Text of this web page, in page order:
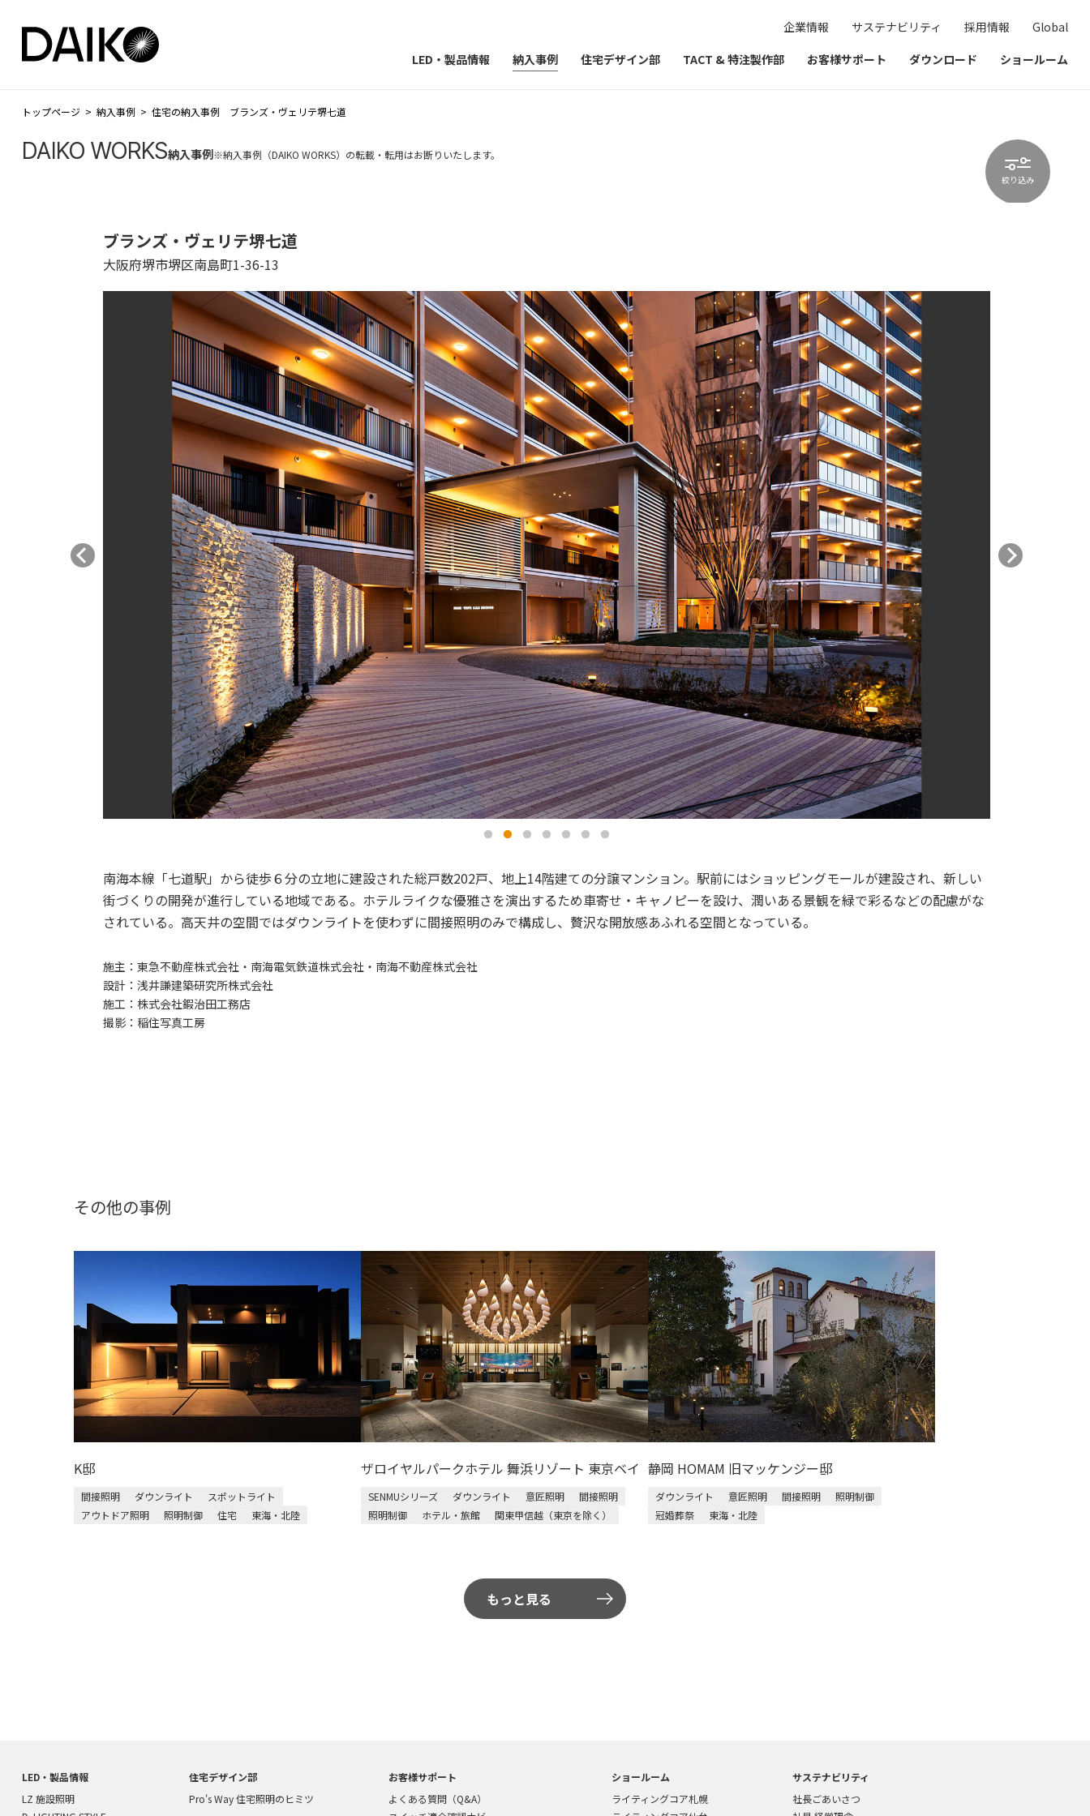
企業情報 サステナビリティ 採用情報
Global
LED・製品情報
納入事例 住宅デザイン部 TACT & 特注製作部 お客様サポート ダウンロード ショールーム
トップページ 納入事例 住宅の納入事例 ブランズ・ヴェリテ堺七道
DAIKO WORKS納入事例※納入事例（DAIKO WORKS）の転載・転用はお断りいたします。
絞り込み
ブランズ・ヴェリテ堺七道
大阪府堺市堺区南島町1-36-13
南海本線「七道駅」から徒歩６分の立地に建設された総戸数202戸、地上14階建ての分譲マンション。駅前にはショッピングモールが建設され、新しい
街づくりの開発が進行している地域である。ホテルライクな優雅さを演出するため車寄せ・キャノピーを設け、潤いある景観を緑で彩るなどの配慮がな
されている。高天井の空間ではダウンライトを使わずに間接照明のみで構成し、贅沢な開放感あふれる空間となっている。
施主： 東急不動産株式会社・南海電気鉄道株式会社・南海不動産株式会社
設計： 浅井謙建築研究所株式会社
施工： 株式会社鍜治田工務店
撮影： 稲住写真工房
その他の事例
K邸
間接照明 ダウンライト
スポットライト
アウトドア照明
照明制御 住宅 東海・北陸
ザロイヤルパークホテル 舞浜リゾート 東京ベイ
SENMUシリーズ ダウンライト 意匠照明
間接照明
照明制御
ホテル・旅館 関東甲信越（東京を除く）
静岡 HOMAM 旧マッケンジー邸
ダウンライト 意匠照明 間接照明
照明制御
冠婚葬祭
東海・北陸
もっと見る
LED・製品情報
LZ 施設照明
住宅デザイン部
Pro's Way 住宅照明のヒミツ
お客様サポート
よくある質問（Q&A）
ショールーム
ライティングコア札幌
サステナビリティ
社長ごあいさつ